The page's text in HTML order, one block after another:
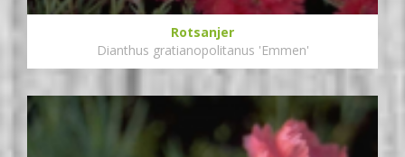
Rotsanjer
Dianthus gratianopolitanus 'Emmen'